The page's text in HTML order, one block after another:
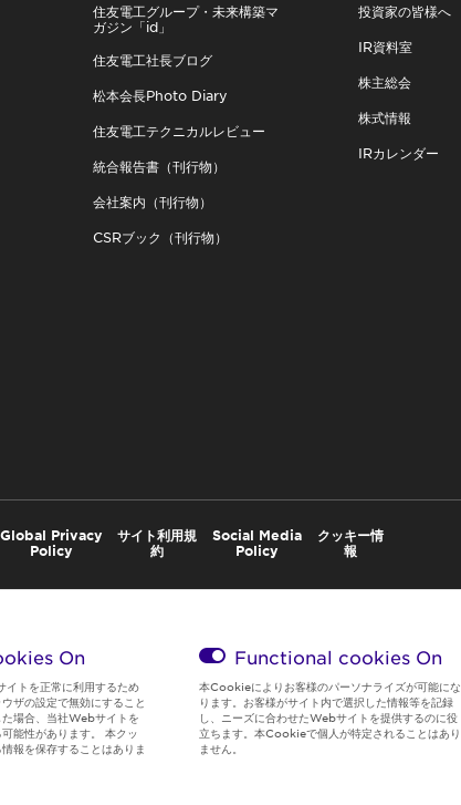
住友電工グループ・未来構築マ
ガジン「id」
住友電工社長ブログ
松本会長Photo Diary
住友電工テクニカルレビュー
統合報告書（刊行物）
会社案内（刊行物）
CSRブック（刊行物）
投資家の皆様へ
IR資料室
株主総会
株式情報
IRカレンダー
Global Privacy
Policy
サイト利用規
約
Social Media
Policy
クッキー情
報
On
トを正常に利用するため
ザの設定で無効にすること
場合、当社Webサイトを
能性があります。 本クッ
報を保存することはありま
Functional cookies On
本Cookieによりお客様のパーソナライズが可能にな
ります。お客様がサイト内で選択した情報等を記録
し、ニーズに合わせたWebサイトを提供するのに役
立ちます。本Cookieで個人が特定されることはあり
ません。